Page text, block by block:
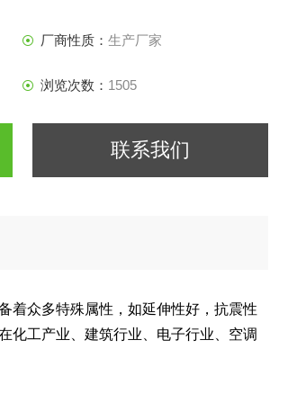
厂商性质： 生产厂家
浏览次数： 1505
联系我们
着众多特殊属性，如延伸性好，抗震性
化工产业、建筑行业、电子行业、空调